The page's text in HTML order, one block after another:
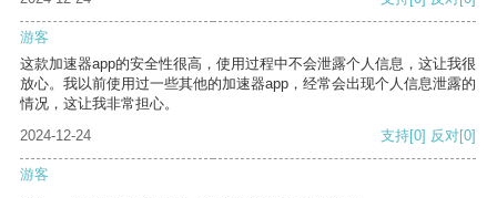
游客
这款加速器app的安全性很高，使用过程中不会泄露个人信息，这让我很
放心。我以前使用过一些其他的加速器app，经常会出现个人信息泄露的
情况，这让我非常担心。
2024-12-24
支持[0] 反对[0]
游客